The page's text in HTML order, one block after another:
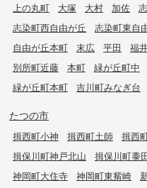
上の丸町 大塚 大村 加佐
志染町西自由が丘
志染町東自
自由が丘本町
末広 平田 福
別所町近藤
本町 緑が丘町中
緑が丘町本町
吉川町みなぎ台
たつの市
揖西町小神 揖西町土師 揖西
揖保川町神戸北山
揖保川町黍
神岡町大住寺
神岡町東觜崎